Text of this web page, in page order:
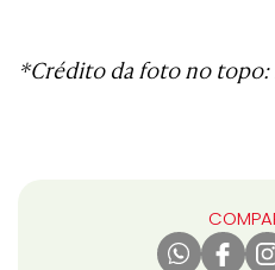
*Crédito da foto no topo: